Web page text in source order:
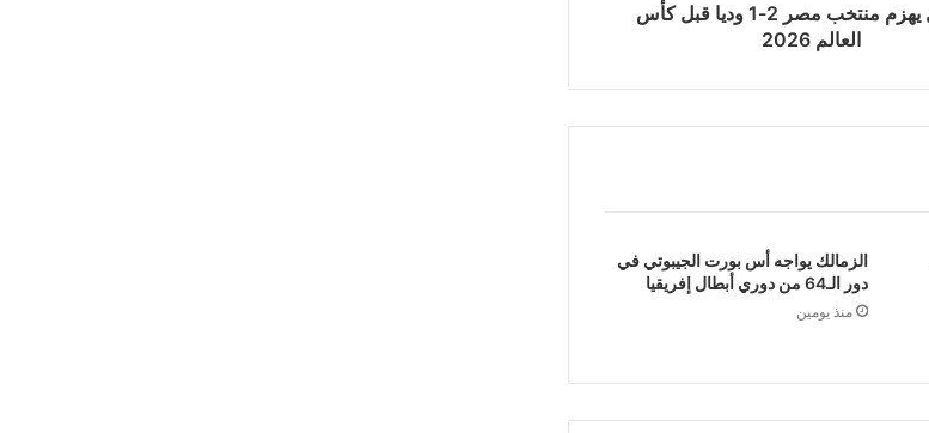
البرازيل يهزم منتخب مصر 2-1 وديا قبل كأس
العالم 2026
الزمالك يواجه أس بورت الجيبوتي في
دور الـ64 من دوري أبطال إفريقيا
منذ يومين